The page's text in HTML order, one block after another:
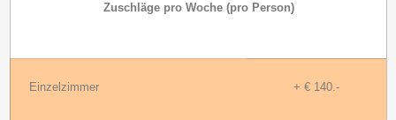
Zuschläge pro Woche (pro Person)
Einzelzimmer + € 140.-